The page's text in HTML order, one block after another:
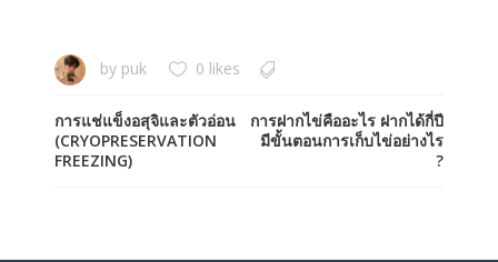
by puk 0 likes
การแช่แข็งอสุจิและตัวอ่อน
(CRYOPRESERVATION
FREEZING)
การฝากไข่คืออะไร ฝากได้กี่ปี
มีขั้นตอนการเก็บไข่อย่างไร
?